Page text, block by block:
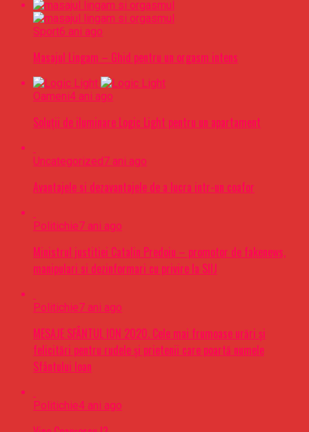
Sport6 ani ago
Masajul Lingam – Ghid pentru un orgasm intens
Oameni4 ani ago
Soluții de iluminare Logic Light pentru un apartament
Uncategorized7 ani ago
Avantajele si dezavantajele de a lucra intr-un coafor
Politichie7 ani ago
Ministrul justitiei Catalin Predoiu – promotor de fakenews,
manipulari si dezinformari cu privire la SIIJ
Politichie7 ani ago
MESAJE SFÂNTUL ION 2020. Cele mai frumoase urări şi
felicitări pentru rudele şi prietenii care poartă numele
Sfântului Ioan
Politichie4 ani ago